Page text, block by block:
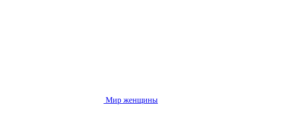
Мир женщины